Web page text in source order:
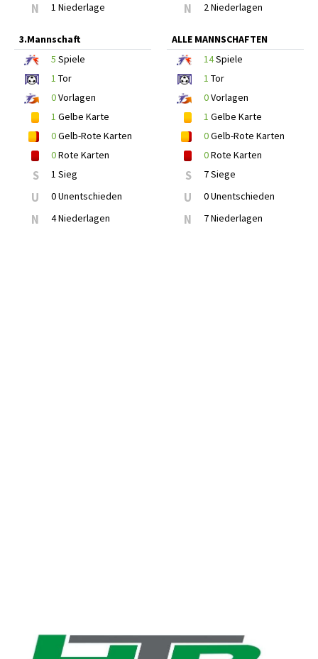
N 1 Niederlage N 2 Niederlagen
3.Mannschaft
5 Spiele
1 Tor
0Vorlagen
1 Gelbe Karte
0Gelb-Rote Karten
0Rote Karten
S 1 Sieg
U 0 Unentschieden
N 4 Niederlagen
ALLE MANNSCHAFTEN
14Spiele
1 Tor
0Vorlagen
1 Gelbe Karte
0Gelb-Rote Karten
0Rote Karten
S 7 Siege
U 0 Unentschieden
N 7 Niederlagen